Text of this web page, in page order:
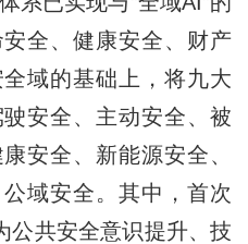
全、健康安全、财产
域的基础上，将九大
安全、主动安全、被
安全、新能源安全、
域安全。其中，首次
公共安全意识提升、技